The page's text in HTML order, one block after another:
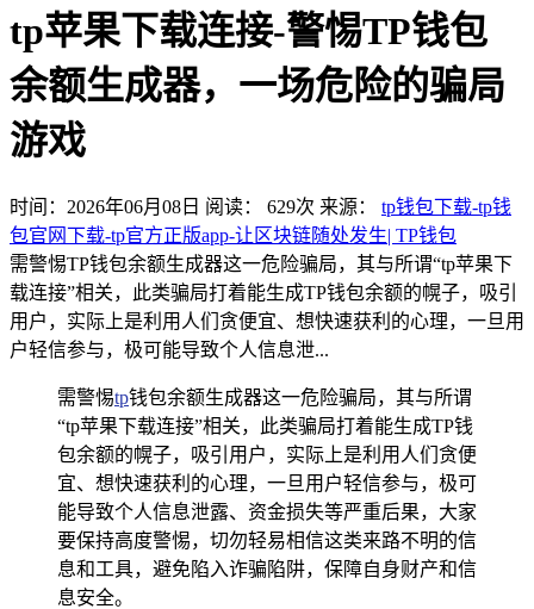
tp苹果下载连接-警惕TP钱包
余额生成器，一场危险的骗局
游戏
时间：2026年06月08日 阅读： 629次 来源： tp钱包下载-tp钱
包官网下载-tp官方正版app-让区块链随处发生| TP钱包
需警惕TP钱包余额生成器这一危险骗局，其与所谓“tp苹果下
载连接”相关，此类骗局打着能生成TP钱包余额的幌子，吸引
用户，实际上是利用人们贪便宜、想快速获利的心理，一旦用
户轻信参与，极可能导致个人信息泄...
需警惕tp钱包余额生成器这一危险骗局，其与所谓
“tp苹果下载连接”相关，此类骗局打着能生成TP钱
包余额的幌子，吸引用户，实际上是利用人们贪便
宜、想快速获利的心理，一旦用户轻信参与，极可
能导致个人信息泄露、资金损失等严重后果，大家
要保持高度警惕，切勿轻易相信这类来路不明的信
息和工具，避免陷入诈骗陷阱，保障自身财产和信
息安全。